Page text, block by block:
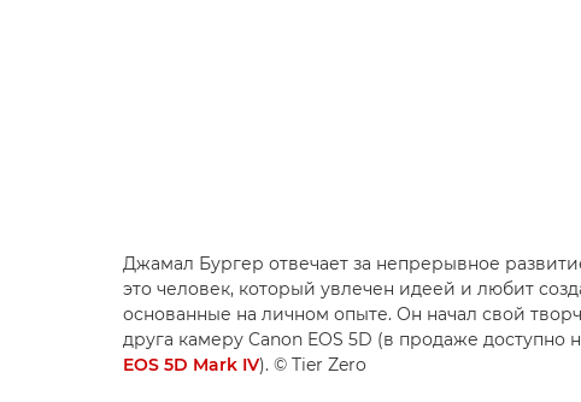
Джамал Бургер отвечает за непрерывное
это человек, который увлечен идеей и любит
основанные на личном опыте. Он начал свой
друга камеру Canon EOS 5D (в продаже доступно
EOS 5D Mark IV). © Tier Zero